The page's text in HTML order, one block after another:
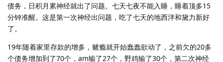
债务，日积月累神经就出了问题。七天七夜不能入睡，睡着顶多15
分钟准醒。这是第一次神经出问题，吃了七天的地西泮和黛力新好
了。
19年随着家里存款的增多，赌瘾就开始蠢蠢欲动了，之前欠的20多
个债务增加到了70个，am输了27个，野鸡输了30个，第二次神经